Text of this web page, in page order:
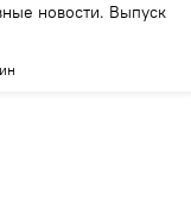
новости. Выпуск